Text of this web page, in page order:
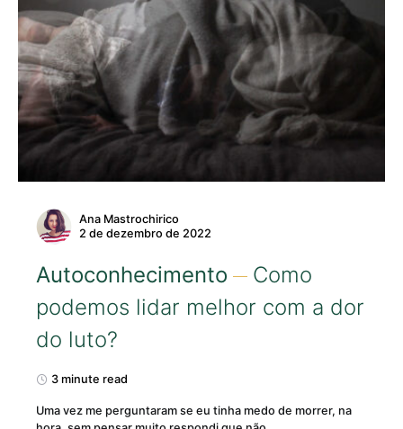
Ana Mastrochirico
2 de dezembro de 2022
Autoconhecimento
Como
podemos lidar melhor com a dor
do luto?
3 minute read
Uma vez me perguntaram se eu tinha medo de morrer, na